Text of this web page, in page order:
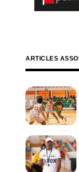
ARTICLES